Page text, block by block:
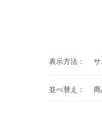
表示方法：
並べ替え：